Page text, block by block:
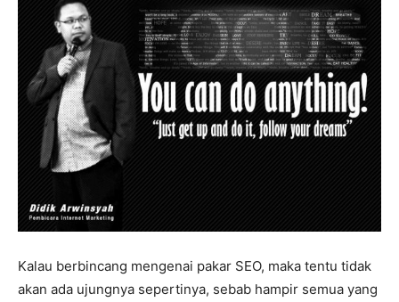
Kalau berbincang mengenai pakar SEO, maka tentu tidak
akan ada ujungnya sepertinya, sebab hampir semua yang